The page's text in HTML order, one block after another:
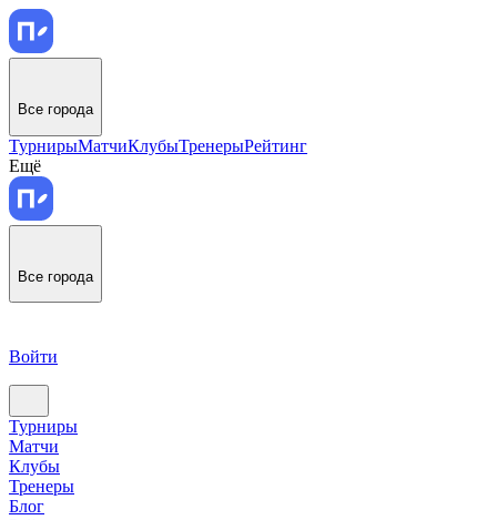
Все города
ТурнирыМатчиКлубыТренерыРейтинг
Ещё
Все города
Войти
Турниры
Матчи
Клубы
Тренеры
Блог